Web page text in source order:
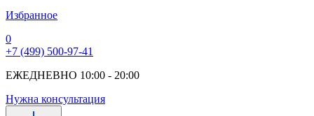
Избранное
0
+7 (499) 500-97-41
ЕЖЕДНЕВНО 10:00 - 20:00
Нужна консультация